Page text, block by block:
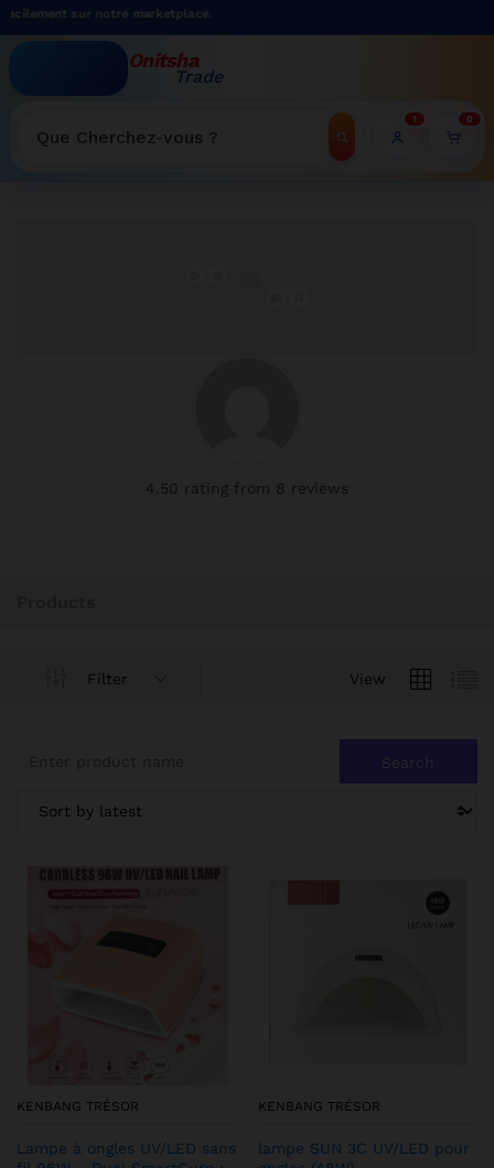
sur notre marketplace.
Onitsha
Trade
Recherche
1 0
WELCOME TO ONITSHATRADE ONLINE SHOP
4.50 rating from 8 reviews
View
Filter
KENBANG TRÉSOR
Lampe à ongles UV/LED sans
KENBANG TRÉSOR
lampe SUN 3C UV/LED pour